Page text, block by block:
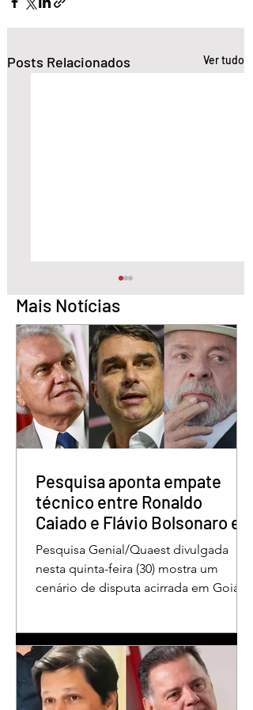
Posts Relacionados Ver tudo
STF condena Eduardo
Bolsonaro a
inelegibilidade e a 4
anos de prisão
Mais Notícias
Pesquisa aponta empate
técnico entre Ronaldo
Caiado e Flávio Bolsonaro em
Goiás
Pesquisa Genial/Quaest divulgada
nesta quinta-feira (30) mostra um
cenário de disputa acirrada em Goiás
aparece com 33% das intenções de
voto no primeiro turno, seguido pelo
senador Flávio Bolsonaro (PL), com
27%. Considerando a margem de erro